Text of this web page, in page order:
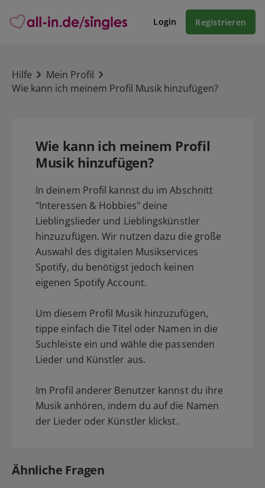
Login Registrieren
Hilfe
Mein Profil
Wie kann ich meinem Profil Musik hinzufügen?
Wie kann ich meinem Profil
Musik hinzufügen?
In deinem Profil kannst du im Abschnitt
"Interessen & Hobbies" deine
Lieblingslieder und Lieblingskünstler
hinzuzufügen. Wir nutzen dazu die große
Auswahl des digitalen Musikservices
Spotify, du benötigst jedoch keinen
eigenen Spotify Account.
Um diesem Profil Musik hinzuzufügen,
tippe einfach die Titel oder Namen in die
Suchleiste ein und wähle die passenden
Lieder und Künstler aus.
Im Profil anderer Benutzer kannst du ihre
Musik anhören, indem du auf die Namen
der Lieder oder Künstler klickst.
Ähnliche Fragen